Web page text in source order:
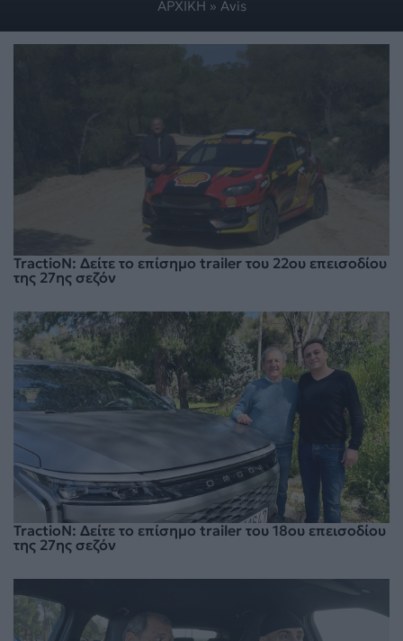
ΑΡΧΙΚΗ » Avis
TractioN: Δείτε το επίσημο trailer του 22ου επεισοδίου
της 27ης σεζόν
TractioN: Δείτε το επίσημο trailer του 18ου επεισοδίου
της 27ης σεζόν